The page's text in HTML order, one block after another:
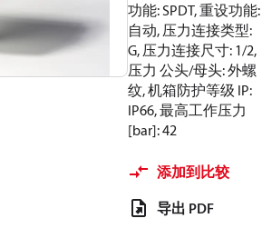
功能: SPDT, 重设功能:
自动, 压力连接类型:
G, 压力连接尺寸: 1/2,
压力 公头/母头: 外螺
纹, 机箱防护等级 IP:
IP66, 最高工作压力
[bar]: 42
添加到比较
导出 PDF